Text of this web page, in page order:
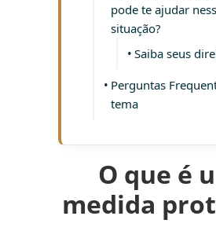
pode te ajudar
situação?
Saiba seus
Perguntas
tema
O que é
medida